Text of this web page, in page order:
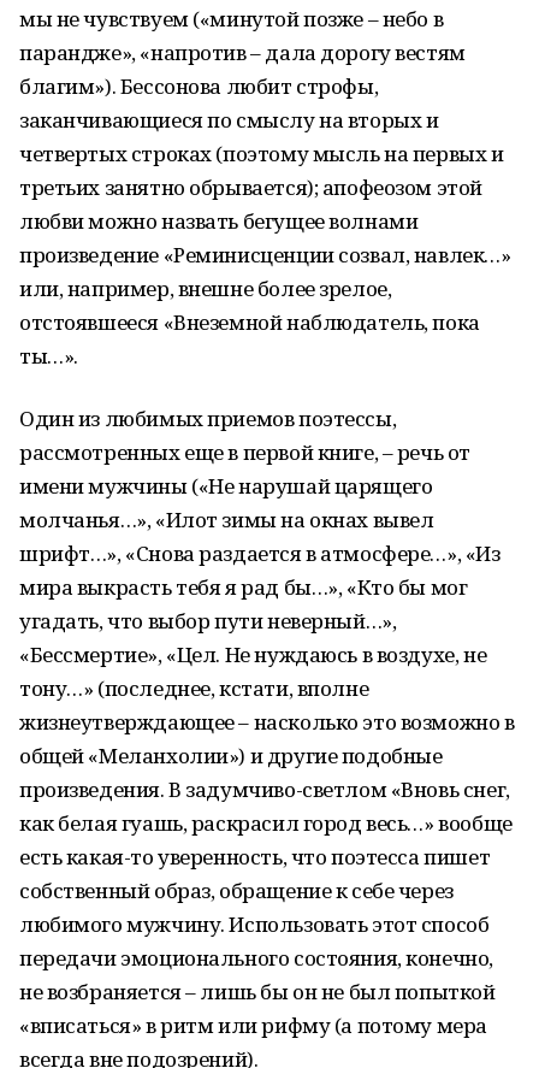
мы не чувствуем («минутой позже – небо в
парандже», «напротив – дала дорогу вестям
благим»). Бессонова любит строфы,
заканчивающиеся по смыслу на вторых и
четвертых строках (поэтому мысль на первых и
третьих занятно обрывается); апофеозом этой
любви можно назвать бегущее волнами
произведение «Реминисценции созвал, навлек…»
или, например, внешне более зрелое,
отстоявшееся «Внеземной наблюдатель, пока
ты…».
Один из любимых приемов поэтессы,
рассмотренных еще в первой книге, – речь от
имени мужчины («Не нарушай царящего
молчанья…», «Илот зимы на окнах вывел
шрифт…», «Снова раздается в атмосфере…», «Из
мира выкрасть тебя я рад бы…», «Кто бы мог
угадать, что выбор пути неверный…»,
«Бессмертие», «Цел. Не нуждаюсь в воздухе, не
тону…» (последнее, кстати, вполне
жизнеутверждающее – насколько это возможно в
общей «Меланхолии») и другие подобные
произведения. В задумчиво-светлом «Вновь снег,
как белая гуашь, раскрасил город весь…» вообще
есть какая-то уверенность, что поэтесса пишет
собственный образ, обращение к себе через
любимого мужчину. Использовать этот способ
передачи эмоционального состояния, конечно,
не возбраняется – лишь бы он не был попыткой
«вписаться» в ритм или рифму (а потому мера
всегда вне подозрений).